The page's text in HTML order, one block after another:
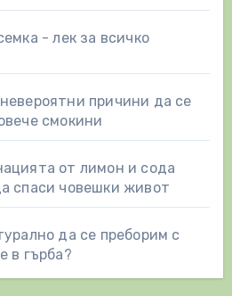
- лек за всичко
причини да се
смокини
от лимон и сода
спаси човешки живот
да се преборим с
в гърба?